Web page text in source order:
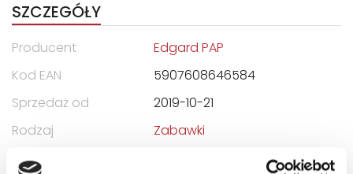
SZCZEGÓŁY
Producent
Edgard PAP
Kod EAN
5907608646584
Sprzedaż od
2019-10-21
Rodzaj
Zabawki
Format